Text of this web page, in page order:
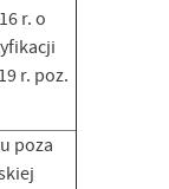
r. o
r. poz.
poza